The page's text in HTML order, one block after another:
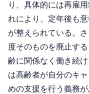
り、具体的には再雇
れにより、定年後も
が整えられている。
度そのものを廃止す
齢に関係なく働き続
は高齢者が自分のキ
めの支援を行う義務